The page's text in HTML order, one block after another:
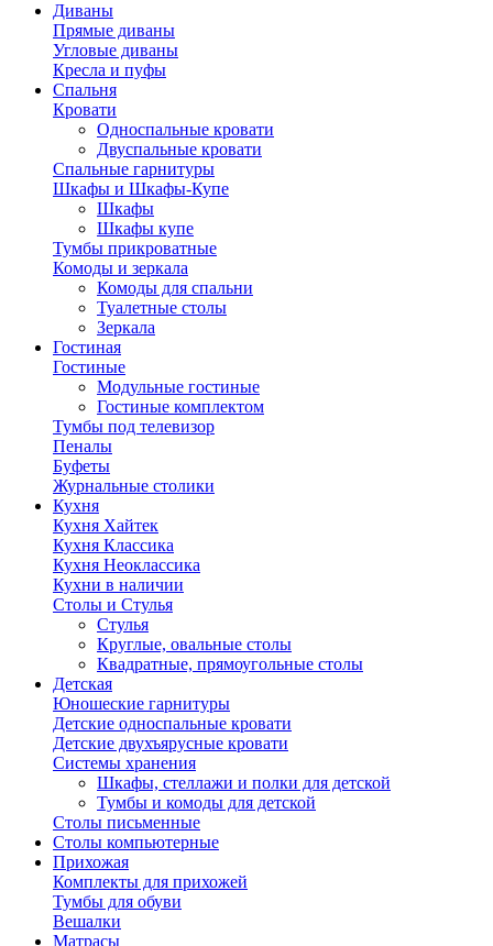
Диваны
Прямые диваны
Угловые диваны
Кресла и пуфы
Спальня
Кровати
Односпальные кровати
Двуспальные кровати
Спальные гарнитуры
Шкафы и Шкафы-Купе
Шкафы
Шкафы купе
Тумбы прикроватные
Комоды и зеркала
Комоды для спальни
Туалетные столы
Зеркала
Гостиная
Гостиные
Модульные гостиные
Гостиные комплектом
Тумбы под телевизор
Пеналы
Буфеты
Журнальные столики
Кухня
Кухня Хайтек
Кухня Классика
Кухня Неоклассика
Кухни в наличии
Столы и Стулья
Стулья
Круглые, овальные столы
Квадратные, прямоугольные столы
Детская
Юношеские гарнитуры
Детские односпальные кровати
Детские двухъярусные кровати
Системы хранения
Шкафы, стеллажи и полки для детской
Тумбы и комоды для детской
Столы письменные
Столы компьютерные
Прихожая
Комплекты для прихожей
Тумбы для обуви
Вешалки
Матрасы